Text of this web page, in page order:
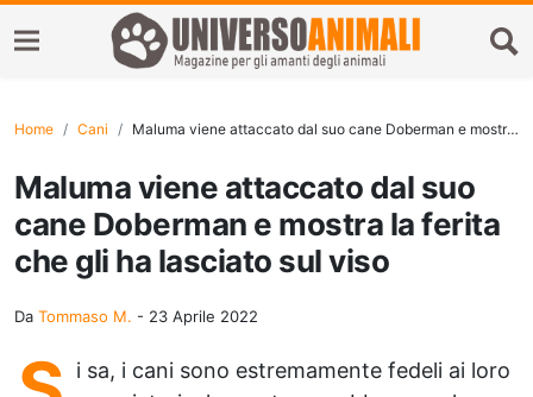
Home Cani Maluma viene attaccato dal suo cane Doberman e mostra la ferita che gli ha lasciato sul viso
Maluma viene attaccato dal suo
cane Doberman e mostra la ferita
che gli ha lasciato sul viso
Da Tommaso M. - 23 Aprile 2022
i sa, i cani sono estremamente fedeli ai loro